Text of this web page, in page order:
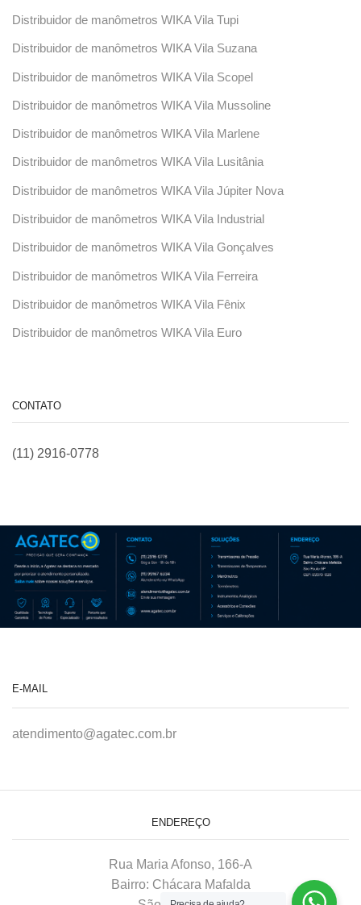
Distribuidor de manômetros WIKA Vila Tupi
Distribuidor de manômetros WIKA Vila Suzana
Distribuidor de manômetros WIKA Vila Scopel
Distribuidor de manômetros WIKA Vila Mussoline
Distribuidor de manômetros WIKA Vila Marlene
Distribuidor de manômetros WIKA Vila Lusitânia
Distribuidor de manômetros WIKA Vila Júpiter Nova
Distribuidor de manômetros WIKA Vila Industrial
Distribuidor de manômetros WIKA Vila Gonçalves
Distribuidor de manômetros WIKA Vila Ferreira
Distribuidor de manômetros WIKA Vila Fênix
Distribuidor de manômetros WIKA Vila Euro
CONTATO
(11) 2916-0778
E-MAIL
atendimento@agatec.com.br
ENDEREÇO
Rua Maria Afonso, 166-A
Bairro: Chácara Mafalda